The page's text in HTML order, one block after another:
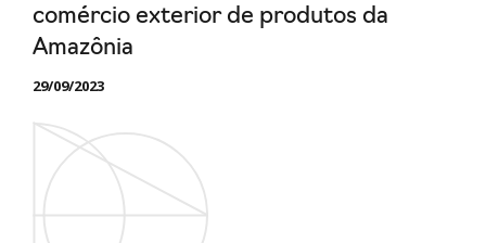
comércio exterior de produtos da
Amazônia
29/09/2023